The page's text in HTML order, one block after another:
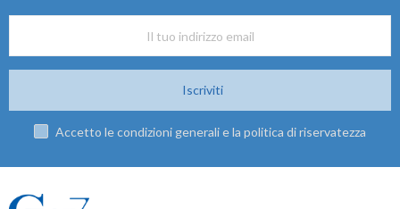
Iscriviti
Accetto le condizioni generali e la politica di riservatezza